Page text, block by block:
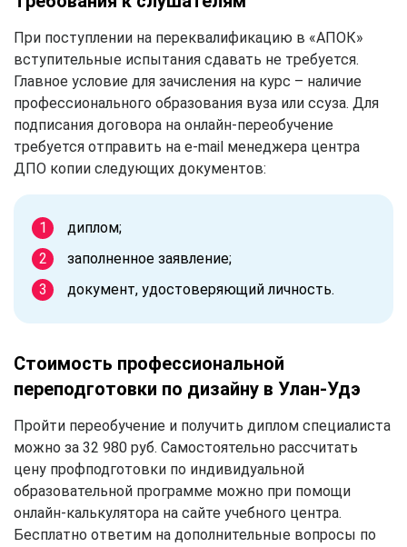
При поступлении на переквалификацию в «АПОК»
вступительные испытания сдавать не требуется.
Главное условие для зачисления на курс – наличие
профессионального образования вуза или ссуза. Для
подписания договора на онлайн-переобучение
требуется отправить на e-mail менеджера центра
ДПО копии следующих документов:
диплом;
заполненное заявление;
документ, удостоверяющий личность.
Стоимость профессиональной
переподготовки по дизайну в Улан-Удэ
Пройти переобучение и получить диплом специалиста
можно за 32 980 руб. Самостоятельно рассчитать
цену профподготовки по индивидуальной
образовательной программе можно при помощи
онлайн-калькулятора на сайте учебного центра.
Бесплатно ответим на дополнительные вопросы по